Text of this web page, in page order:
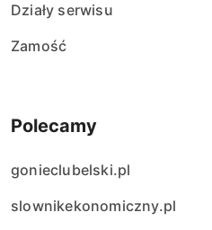
Działy serwisu
Zamość
Polecamy
gonieclubelski.pl
slownikekonomiczny.pl